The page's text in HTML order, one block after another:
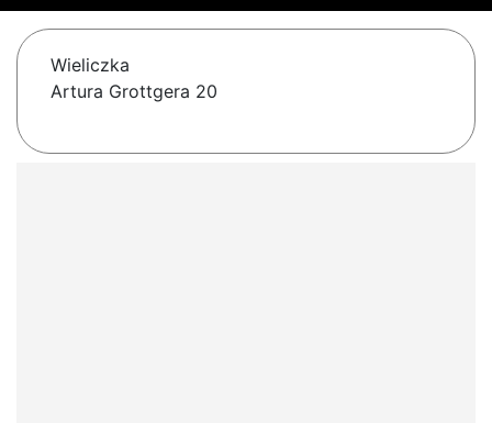
Wieliczka
Artura Grottgera 20